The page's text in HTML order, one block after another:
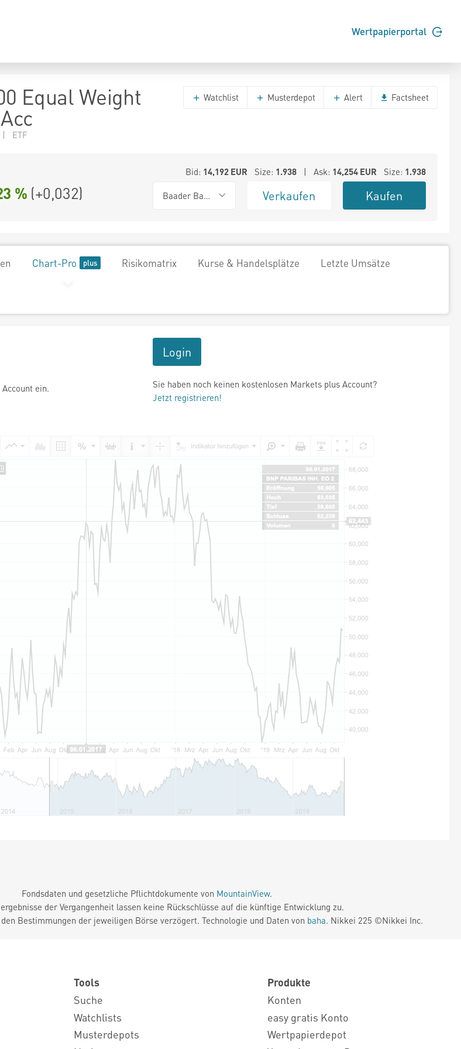
Wertpapierportal
Equal Weight
| ETF
Watchlist Musterdepot Alert Factsheet
Bid: 14,192EUR Size: 1.938| Ask: 14,254EUR Size: 1.938
% (+0,032) Baader Bank (Baadex) Verkaufen Kaufen
Chart-Pro Risikomatrix Kurse & Handelsplätze Letzte Umsätze
ein.
Login
Sie haben noch keinen kostenlosen Markets plus Account?
Jetzt registrieren!
Fondsdaten und gesetzliche Pflichtdokumente von MountainView.
der Vergangenheit lassen keine Rückschlüsse auf die künftige Entwicklung zu.
Bestimmungen der jeweiligen Börse verzögert. Technologie und Daten von baha. Nikkei 225 ©Nikkei Inc.
Tools
Suche
Watchlists
Musterdepots
Produkte
Konten
easy gratis Konto
Wertpapierdepot